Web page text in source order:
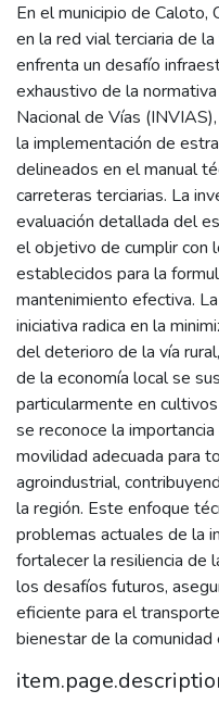
En el municipio de Caloto,
en la red vial terciaria de
enfrenta un desafío
exhaustivo de la
Nacional de Vías
la implementación de
delineados en el manual
carreteras terciarias. La
evaluación detallada del
el objetivo de cumplir con
establecidos para la
mantenimiento efectiva.
iniciativa radica en la
del deterioro de la vía
de la economía local se
particularmente en
se reconoce la
movilidad adecuada para
agroindustrial,
la región. Este enfoque
problemas actuales de la
fortalecer la resiliencia de
los desafíos futuros,
eficiente para el
bienestar de la comunidad